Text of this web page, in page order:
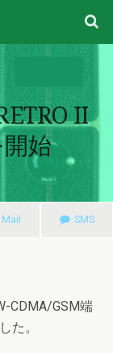
II
始
Mail SMS
CDMA/GSM端
た。